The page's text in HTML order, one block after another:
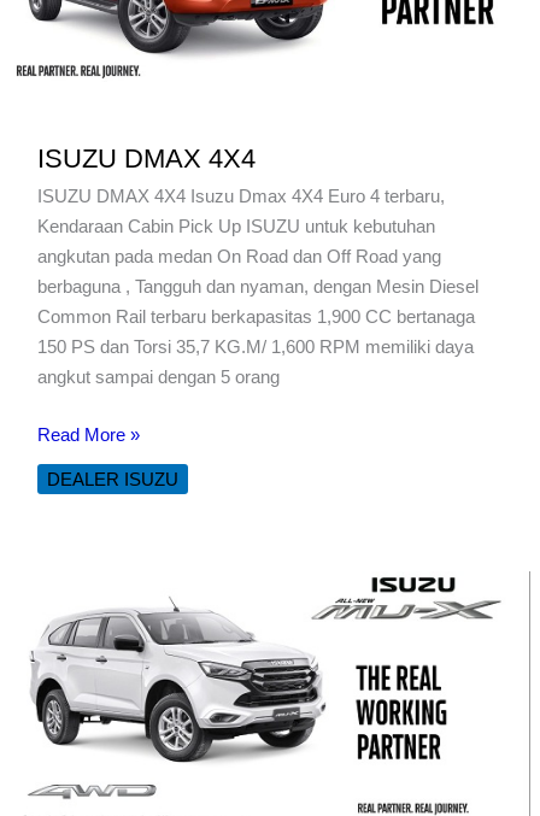
ISUZU DMAX 4X4
ISUZU DMAX 4X4 Isuzu Dmax 4X4 Euro 4 terbaru,
Kendaraan Cabin Pick Up ISUZU untuk kebutuhan
angkutan pada medan On Road dan Off Road yang
berbaguna , Tangguh dan nyaman, dengan Mesin Diesel
Common Rail terbaru berkapasitas 1,900 CC bertanaga
150 PS dan Torsi 35,7 KG.M/ 1,600 RPM memiliki daya
angkut sampai dengan 5 orang
ISUZU
DMAX
4X4
Read More »
DEALER ISUZU